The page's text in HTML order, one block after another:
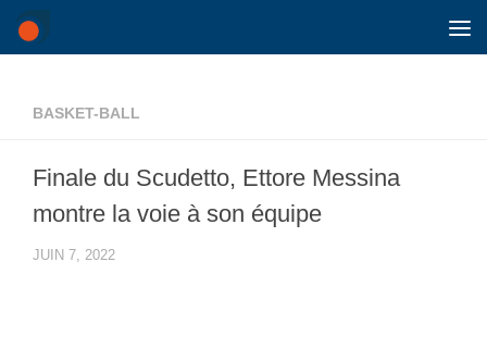
Skip to content
BASKET-BALL
Finale du Scudetto, Ettore Messina
montre la voie à son équipe
JUIN 7, 2022